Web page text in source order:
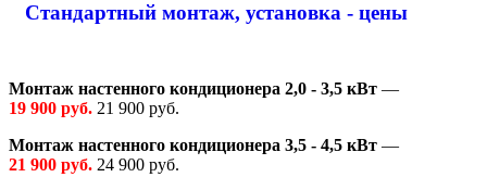
Стандартный монтаж, установка - цены
Монтаж настенного кондиционера 2,0 - 3,5 кВт —
19 900 руб. 21 900 руб.
Монтаж настенного кондиционера 3,5 - 4,5 кВт —
21 900 руб. 24 900 руб.